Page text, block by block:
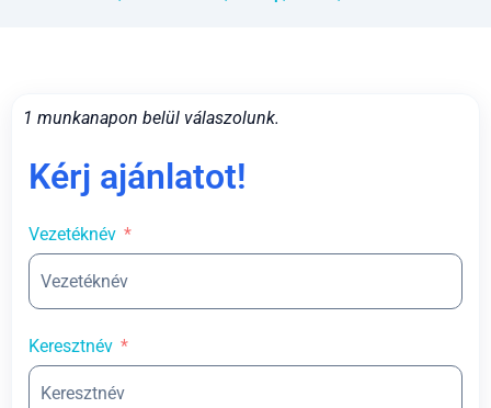
1 munkanapon belül válaszolunk.
Kérj ajánlatot!
Vezetéknév
Keresztnév